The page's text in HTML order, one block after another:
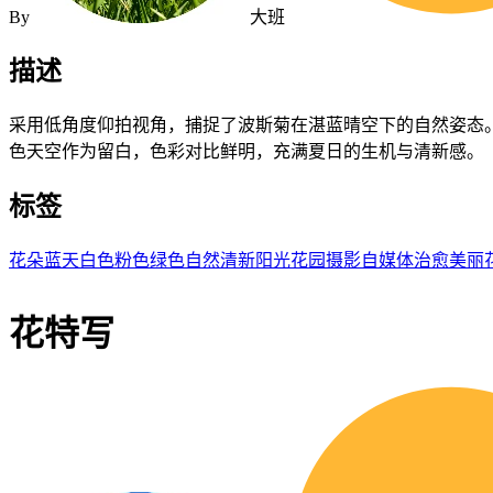
By 大班
描述
采用低角度仰拍视角，捕捉了波斯菊在湛蓝晴空下的自然姿
色天空作为留白，色彩对比鲜明，充满夏日的生机与清新感。
标签
花朵蓝天白色粉色绿色自然清新阳光花园摄影自媒体治愈美丽
花特写